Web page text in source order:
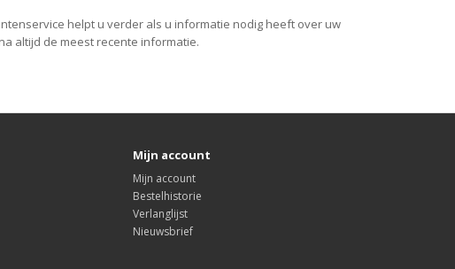
helpt u verder als u informatie nodig heeft over uw
altijd de meest recente informatie.
Mijn account
Mijn account
Bestelhistorie
Verlanglijst
Nieuwsbrief